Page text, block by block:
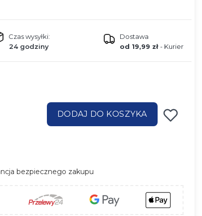
Czas wysyłki:
24 godziny
Dostawa
od 19,99 zł- Kurier
DODAJ DO KOSZYKA
bezpiecznego zakupu